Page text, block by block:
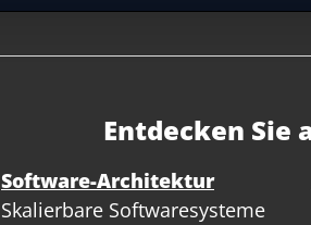
Entdecken Sie
Software-Architektur
Skalierbare Softwaresysteme